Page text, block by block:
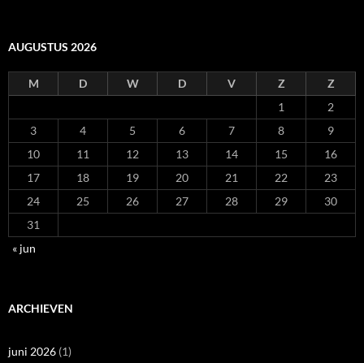
AUGUSTUS 2026
M D W D V Z
Z
1
2
3
4 5 6 7 8
9
10
11 12 13 14 15
16
17
18 19 20 21 22
23
24
25 26 27 28 29
30
31
« jun
ARCHIEVEN
juni 2026 (1)